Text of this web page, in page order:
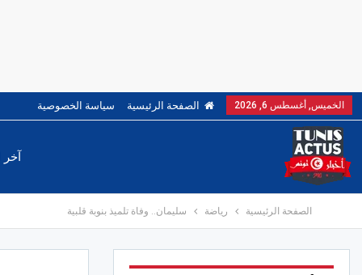
الخميس, أغسطس 6, 2026 الصفحة الرئيسية سياسة الخصوصية
آخر
الصفحة الرئيسية رياضة سليمان.. وفاة تلميذ بنوبة قلبية